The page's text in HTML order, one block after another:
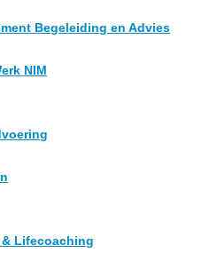
Begeleiding en Advies
NIM
Lifecoaching